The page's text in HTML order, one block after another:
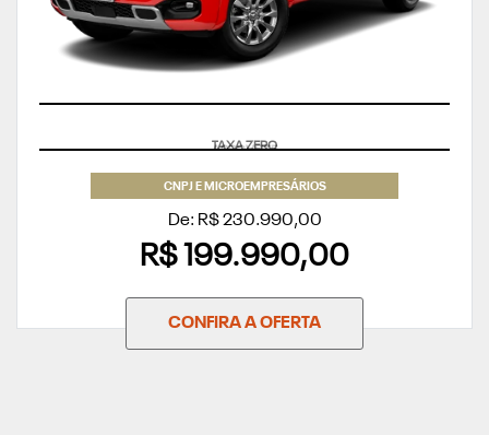
CNPJ E MICROEMPRESÁRIOS
De: R$ 230.990,00
R$ 199.990,00
CONFIRA A OFERTA